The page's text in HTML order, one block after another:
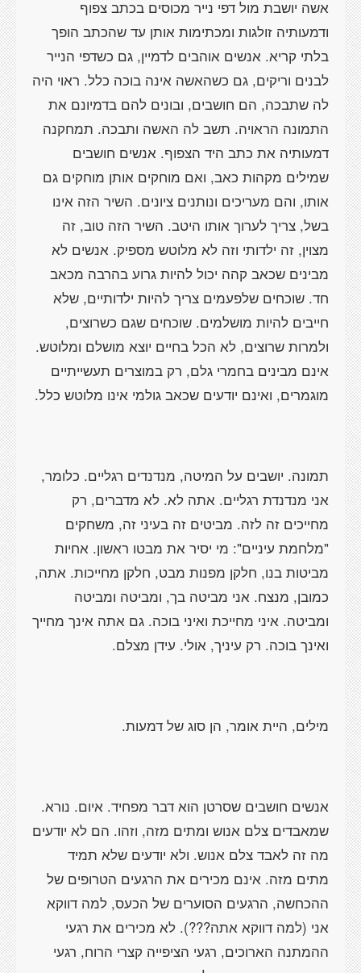
אשה יושבת מול דפי נייר מכוסים בכתב צפוף
ודמעותיה זולגות ומכתימות אותן עד שהכתב הופך
בלתי קריא. אנשים אוהבים לדמיין, גם כשדפי הנייר
לבנים וריקים, גם כשהאשה אינה בוכה כלל. ראוי היה
לה שתבכה, הם חושבים, ובונים להם בדמיונם את
התמונה הראויה. תשב לה האשה ותבכה. תמחקנה
דמעותיה את כתב היד הצפוף. אנשים חושבים
שמילים מקהות כאב, ואם מוחקים אותן מוחקים גם
אותו, והם מעריכים ונותנים ציונים. השיר הזה אינו
בשל, צריך לערוך אותו היטב. השיר הזה טוב, זה
מצוין, זה ילדותי וזה לא מלוטש מספיק. אנשים לא
מבינים שכאב קהה יכול להיות גרוע בהרבה מכאב
חד. שוכחים שלפעמים צריך להיות ילדותיים, שלא
חייבים להיות מושלמים. שוכחים שגם כשרוצים,
ולמרות שרוצים, לא הכל בחיים יוצא מושלם ומלוטש.
אינם מבינים בחמרי גלם, רק במוצרים תעשייתיים
מוגמרים, ואינם יודעים שכאב גולמי אינו מלוטש כלל.
תמונה. יושבים על המיטה, מנדנדים רגליים. כלומר,
אני מנדנדת רגליים. אתה לא. לא מדברים, רק
מחייכים זה לזה. מביטים זה בעיני זה, משחקים
"מלחמת עיניים": מי יסיר את מבטו ראשון. אחיות
מביטות בנו, חלקן מפנות מבט, חלקן מחייכות. אתה,
כמובן, מנצח. אני מביטה בך, ומביטה ומביטה
ומביטה. איני מחייכת ואיני בוכה. גם אתה אינך מחייך
ואינך בוכה. רק עיניך, אולי. עידן מצלם.
מילים, היית אומר, הן סוג של דמעות.
אנשים חושבים שסרטן הוא דבר מפחיד. איום. נורא.
שמאבדים צלם אנוש ומתים מזה, וזהו. הם לא יודעים
מה זה לאבד צלם אנוש. ולא יודעים שלא תמיד
מתים מזה. אינם מכירים את הרגעים הטרופים של
ההכחשה, הרגעים הסוערים של הכעס, למה דווקא
אני (למה דווקא אתה???). לא מכירים את רגעי
ההמתנה הארוכים, רגעי הציפייה קצרי הרוח, רגעי